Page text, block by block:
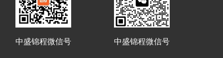
中盛锦程微信号 中盛锦程微信号